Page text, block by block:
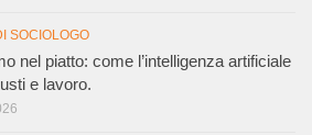
SOCIOLOGO
nel piatto: come l’intelligenza artificiale
e lavoro.